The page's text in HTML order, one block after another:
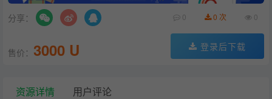
分享： 0
0 次
0
售价： 3000 U 登录后下载
资源详情 用户评论